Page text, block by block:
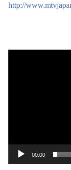
http://
00:00